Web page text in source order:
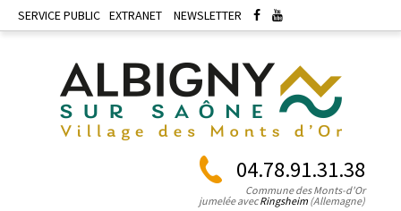
SERVICE PUBLIC EXTRANET NEWSLETTER
04.78.91.31.38
Commune des Monts-d'Or
jumelée avecRingsheim (Allemagne)